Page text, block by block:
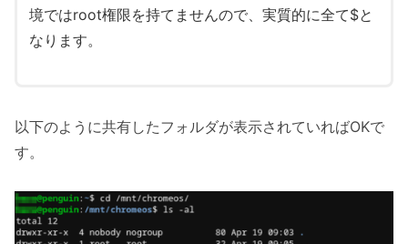
境ではroot権限を持てませんので、実質的に全て$と
なります。
以下のように共有したフォルダが表示されていればOKで
す。